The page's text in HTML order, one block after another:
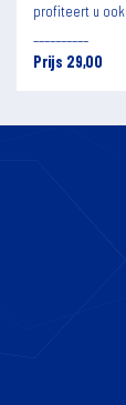
profiteert u ook
Prijs 29,00